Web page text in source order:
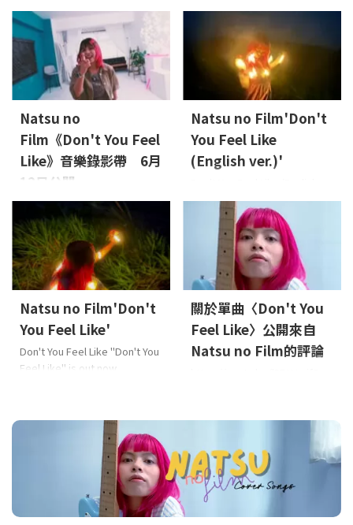
(MIURA Seiji)Music: 三浦 誠司
(MIURA Seiji)Arrange: HIEDA
About the Music Natsu no Film
最新單曲《Place in the Sun》
是一首明亮、溫暖且充滿流行
感的 R&B 作品。歌曲如同柔和
陽光般輕輕擁抱聽眾，細膩描
繪找回真實自我與坦率情感的
重要性。輕 ...
7 月 17 日數位發行單曲《Place
in the Sun》！這是一首如柔和
陽光般溫柔包覆人心的舒暢
POP R&B 歌曲。在忙碌的日常
中，這首歌能讓人稍微放鬆一
下。敬請期待
Lyrics: 三浦 誠
司 (MIURA Seiji)Arrange: HIEDA
About the Music Natsu no Film
最新單曲《Place in the Sun》
是一首明亮、溫暖且充滿 ...
Natsu no
Film《Don't You Feel
Like》音樂錄影帶 6月
12日公開
Natsu no Film 的《Don't You
Feel Like》音樂錄影帶已於 6
月 12 日正式上線！歡迎透過您
喜愛的串流平台或 YouTube 等
管道觀賞。 上線日期：2026年6
月12日（星期五）起發佈平
台：Apple Music、Spotify、
串流平台，以及YouTube。 這
一天終於來臨了！
〈Don’t
You Feel Like〉的音樂錄影帶已
的串流平台收聽 ♡ (LEON)LEO
Natsu no Film'Don't
You Feel Like
(English ver.)'
ver.) "Don't You Feel Like
(English ver.)" is out now.
Released on: 2026-2-13 Lyrics:
Leon Munandar, rukinoMusic:
rukinoArrange: HIEDA EAN:
4573529370887 About the
甜蜜流行R&B旋律，搭配真摯歌
詞，訴說著因喜歡某人而展露
笑容、渴望交談、想攜手同行 ...
Natsu no Film'Don't
You Feel Like'
Don't You Feel Like "Don't You
Feel Like" is out now.
hazelmusicArrange: HIEDA
EAN: 4573529370863 About
the Music 甜美流行的R&B曲
風，歌詞真摯地描繪了喜歡上
一個人的羞澀與悸動、想要微
笑、交談、一起散步的心情——
這是一首讓人心動的作品。
關於單曲〈Don't You
Feel Like〉公開來自
Natsu no Film的評論